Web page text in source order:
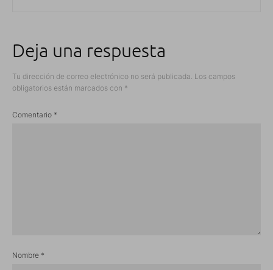
Deja una respuesta
Tu dirección de correo electrónico no será publicada. Los campos
obligatorios están marcados con *
Comentario *
Nombre *